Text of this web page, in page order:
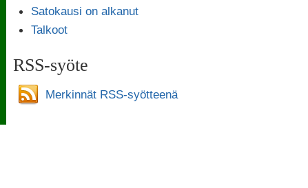
Satokausi on alkanut
Talkoot
RSS-syöte
Merkinnät RSS-syötteenä